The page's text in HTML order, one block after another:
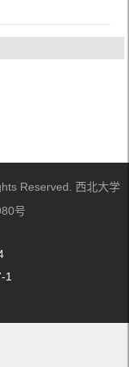
Reserved. 西北大学
号
-1